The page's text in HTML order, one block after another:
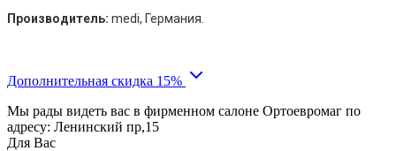
Производитель: medi, Германия.
Дополнительная скидка 15%
Мы рады видеть вас в фирменном салоне Ортоевромаг по
адресу: Ленинский пр,15
Для Вас